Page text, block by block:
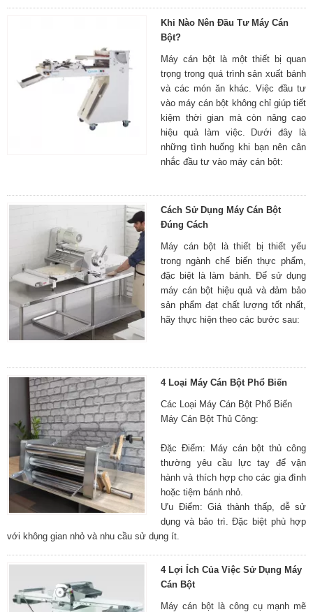
Khi Nào Nên Đầu Tư Máy Cán
Bột?
Máy cán bột là một thiết bị quan
trọng trong quá trình sản xuất bánh
và các món ăn khác. Việc đầu tư
vào máy cán bột không chỉ giúp tiết
kiệm thời gian mà còn nâng cao
hiệu quả làm việc. Dưới đây là
những tình huống khi bạn nên cân
nhắc đầu tư vào máy cán bột:
Cách Sử Dụng Máy Cán Bột
Đúng Cách
Máy cán bột là thiết bị thiết yếu
trong ngành chế biến thực phẩm,
đặc biệt là làm bánh. Để sử dụng
máy cán bột hiệu quả và đảm bảo
sản phẩm đạt chất lượng tốt nhất,
hãy thực hiện theo các bước sau:
4 Loại Máy Cán Bột Phổ Biến
Các Loại Máy Cán Bột Phổ Biến
Máy Cán Bột Thủ Công:
Đặc Điểm: Máy cán bột thủ công
thường yêu cầu lực tay để vận
hành và thích hợp cho các gia đình
hoặc tiệm bánh nhỏ.
Ưu Điểm: Giá thành thấp, dễ sử
dụng và bảo trì. Đặc biệt phù hợp
với không gian nhỏ và nhu cầu sử dụng ít.
4 Lợi Ích Của Việc Sử Dụng Máy
Cán Bột
Máy cán bột là công cụ mạnh mẽ